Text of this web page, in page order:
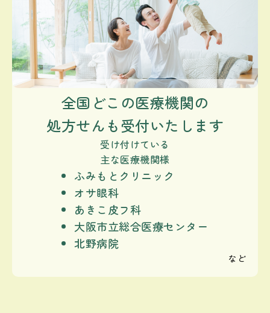
全国どこの医療機関の
処方せんも受付いたします
受け付けている
主な医療機関様
ふみもとクリニック
オサ眼科
あきこ皮フ科
大阪市立総合医療センター
北野病院
など